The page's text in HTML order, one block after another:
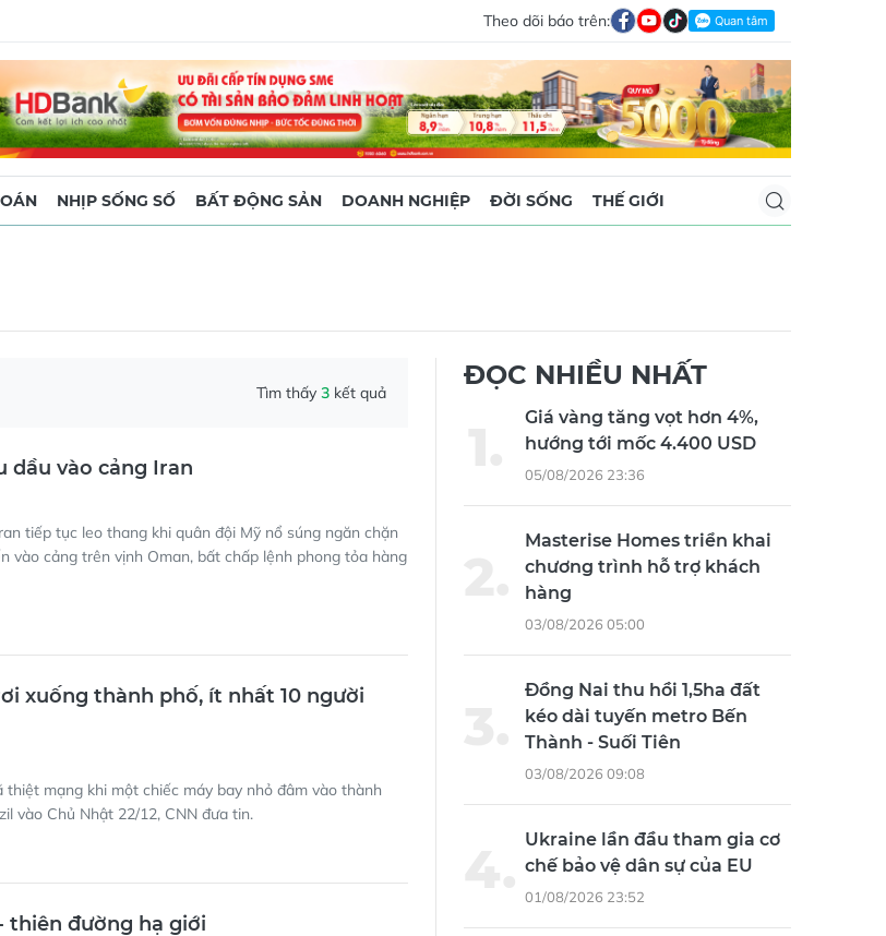
Theo dõi báo trên:
NHỊP SỐNG SỐ BẤT ĐỘNG SẢN DOANH NGHIỆP ĐỜI SỐNG THẾ GIỚI
Tìm thấy 3 kết quả
dầu vào cảng Iran
tiếp tục leo thang khi quân đội Mỹ nổ súng ngăn chặn
vào cảng trên vịnh Oman, bất chấp lệnh phong tỏa hàng
xuống thành phố, ít nhất 10 người
thiệt mạng khi một chiếc máy bay nhỏ đâm vào thành
vào Chủ Nhật 22/12, CNN đưa tin.
thiên đường hạ giới
ĐỌC NHIỀU NHẤT
Giá vàng tăng vọt hơn 4%,
hướng tới mốc 4.400 USD
05/08/2026 23:36
Masterise Homes triển khai
chương trình hỗ trợ khách
hàng
03/08/2026 05:00
Đồng Nai thu hồi 1,5ha đất
kéo dài tuyến metro Bến
Thành - Suối Tiên
03/08/2026 09:08
Ukraine lần đầu tham gia cơ
chế bảo vệ dân sự của EU
01/08/2026 23:52